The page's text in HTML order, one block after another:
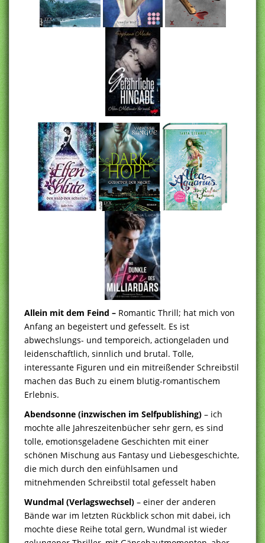
Allein mit dem Feind – Romantic Thrill; hat mich von
Anfang an begeistert und gefesselt. Es ist
abwechslungs- und temporeich, actiongeladen und
leidenschaftlich, sinnlich und brutal. Tolle,
interessante Figuren und ein mitreißender Schreibstil
machen das Buch zu einem blutig-romantischem
Erlebnis.
Abendsonne (inzwischen im Selfpublishing) – ich
mochte alle Jahreszeitenbücher sehr gern, es sind
tolle, emotionsgeladene Geschichten mit einer
schönen Mischung aus Fantasy und Liebesgeschichte,
die mich durch den einfühlsamen und
mitnehmenden Schreibstil total gefesselt haben
Wundmal (Verlagswechsel) – einer der anderen
Bände war im letzten Rückblick schon mit dabei, ich
mochte diese Reihe total gern, Wundmal ist wieder